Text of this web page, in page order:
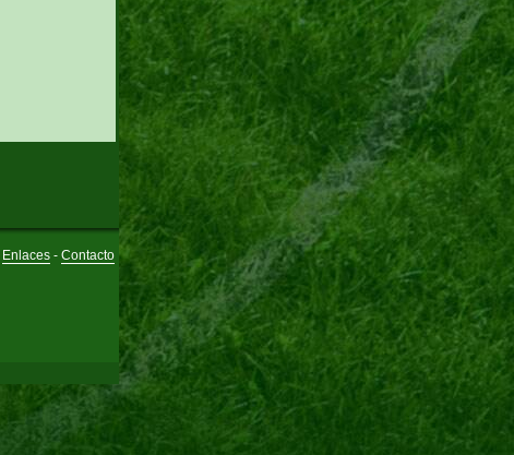
Enlaces- Contacto